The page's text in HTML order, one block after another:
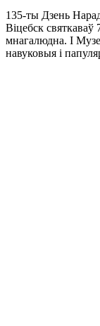
135-ты Дзень
Віцебск святкаваў
мнагалюдна. І
навуковыя і